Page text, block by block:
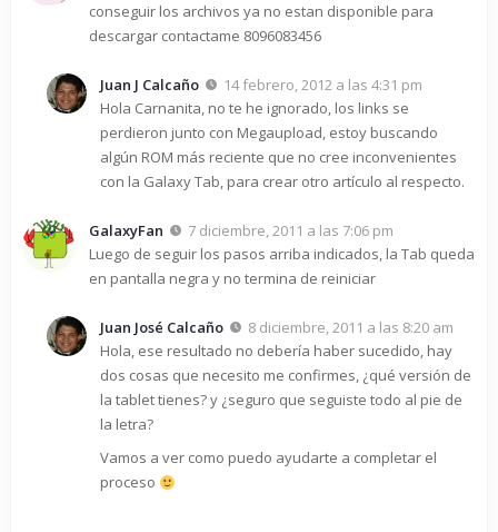
conseguir los archivos ya no estan disponible para
descargar contactame 8096083456
Juan J Calcaño
14 febrero, 2012 a las 4:31 pm
Hola Carnanita, no te he ignorado, los links se
perdieron junto con Megaupload, estoy buscando
algún ROM más reciente que no cree inconvenientes
con la Galaxy Tab, para crear otro artículo al respecto.
GalaxyFan
7 diciembre, 2011 a las 7:06 pm
Luego de seguir los pasos arriba indicados, la Tab queda
en pantalla negra y no termina de reiniciar
Juan José Calcaño
8 diciembre, 2011 a las 8:20 am
Hola, ese resultado no debería haber sucedido, hay
dos cosas que necesito me confirmes, ¿qué versión de
la tablet tienes? y ¿seguro que seguiste todo al pie de
la letra?
Vamos a ver como puedo ayudarte a completar el
proceso